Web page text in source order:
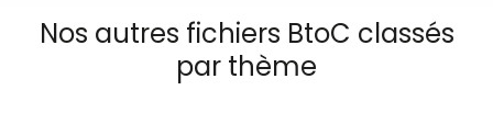
Nos autres fichiers BtoC classés
par thème